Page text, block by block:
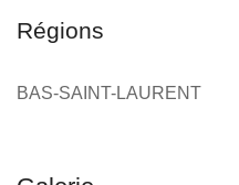
Régions
BAS-SAINT-LAURENT